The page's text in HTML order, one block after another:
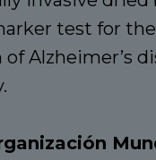
test for the
Alzheimer’s